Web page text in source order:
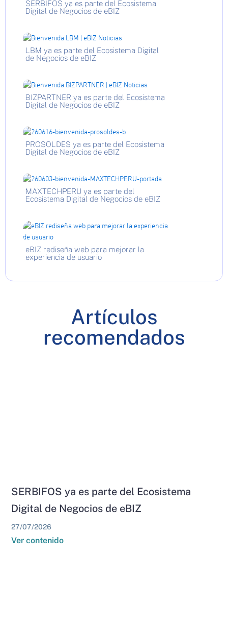
SERBIFOS ya es parte del Ecosistema
Digital de Negocios de eBIZ
LBM ya es parte del Ecosistema Digital
de Negocios de eBIZ
BIZPARTNER ya es parte del Ecosistema
Digital de Negocios de eBIZ
PROSOLDES ya es parte del Ecosistema
Digital de Negocios de eBIZ
MAXTECHPERU ya es parte del
Ecosistema Digital de Negocios de eBIZ
eBIZ rediseña web para mejorar la
experiencia de usuario
Artículos
recomendados
SERBIFOS ya es parte del Ecosistema
Digital de Negocios de eBIZ
27/07/2026
Ver contenido